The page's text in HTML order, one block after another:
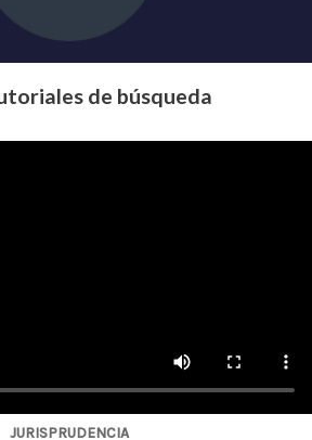
de búsqueda
JURISPRUDENCIA